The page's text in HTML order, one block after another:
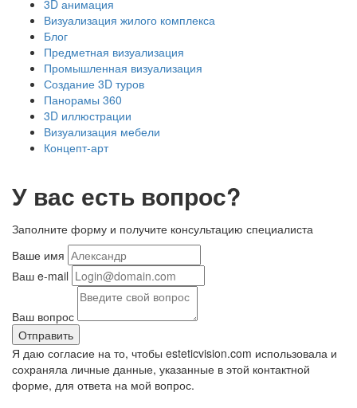
3D анимация
Визуализация жилого комплекса
Блог
Предметная визуализация
Промышленная визуализация
Создание 3D туров
Панорамы 360
3D иллюстрации
Визуализация мебели
Концепт-арт
У вас есть вопрос?
Заполните форму и получите консультацию специалиста
Ваше имя
Ваш e-mail
Ваш вопрос
Отправить
Я даю согласие на то, чтобы esteticvision.com использовала и
сохраняла личные данные, указанные в этой контактной
форме, для ответа на мой вопрос.